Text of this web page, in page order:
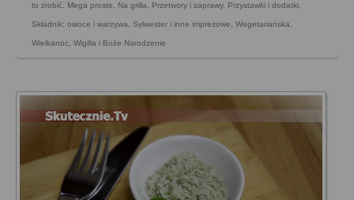
to zrobić, Mega proste, Na grilla, Przetwory i zaprawy, Przystawki i dodatki,
Składnik: owoce i warzywa, Sylwester i inne imprezowe, Wegetariańska,
Wielkanoc, Wigilia i Boże Narodzenie